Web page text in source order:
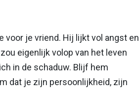
voor je vriend. Hij lijkt vol angst en
eigenlijk volop van het leven
in de schaduw. Blijf hem
dat je zijn persoonlijkheid, zijn